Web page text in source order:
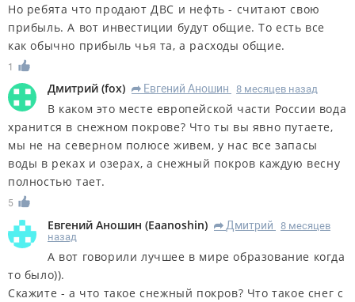
Но ребята что продают ДВС и нефть - считают свою
прибыль. А вот инвестиции будут общие. То есть все
как обычно прибыль чья та, а расходы общие.
1
Дмитрий (fox) R Евгений Аношин 8 месяцев назад
В каком это месте европейской части России вода
хранится в снежном покрове? Что ты вы явно путаете,
мы не на северном полюсе живем, у нас все запасы
воды в реках и озерах, а снежный покров каждую весну
полностью тает.
5
Евгений Аношин (Eaanoshin) R Дмитрий
8 месяцев
назад
А вот говорили лучшее в мире образование когда
то было)).
Скажите - а что такое снежный покров? Что такое снег с